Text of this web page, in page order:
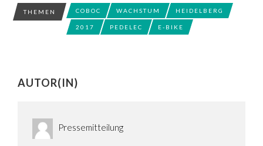
THEMEN COBOC WACHSTUM HEIDELBERG
2017 PEDELEC E-BIKE
AUTOR(IN)
Pressemitteilung